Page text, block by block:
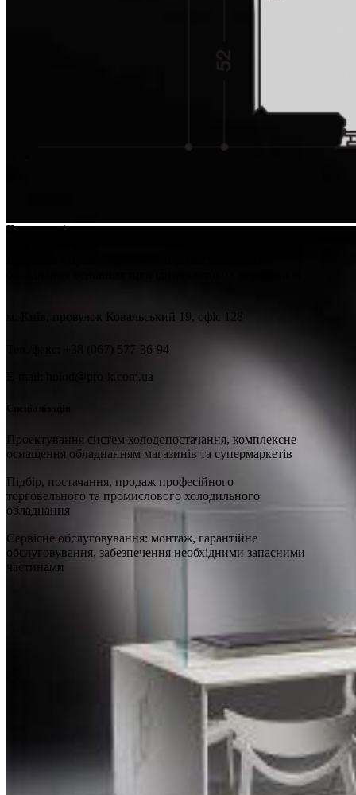
Про компанію
м. Київ, провулок Ковальський 19, офіс 128
Тел./факс: +38 (067) 577-36-94
E-mail: holod@pro-k.com.ua
Проектування систем холодопостачання, комплексне
оснащення обладнанням магазинів та супермаркетів
Підбір, постачання, продаж професійного
торговельного та промислового холодильного
обладнання
Сервісне обслуговування: монтаж, гарантійне
обслуговування, забезпечення необхідними запасними
частинами